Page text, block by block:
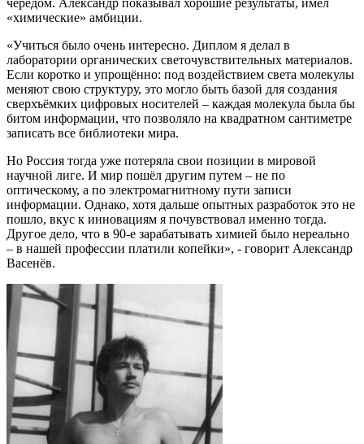
чередом. Александр показывал хорошие результаты, имел
«химические» амбиции.
«Учиться было очень интересно. Диплом я делал в
лаборатории органических светочувствительных материалов.
Если коротко и упрощённо: под воздействием света молекулы
меняют свою структуру, это могло быть базой для создания
сверхъёмких цифровых носителей – каждая молекула была бы
битом информации, что позволяло на квадратном сантиметре
записать все библиотеки мира.
Но Россия тогда уже потеряла свои позиции в мировой
научной лиге. И мир пошёл другим путем – не по
оптическому, а по электромагнитному пути записи
информации. Однако, хотя дальше опытных разработок это не
пошло, вкус к инновациям я почувствовал именно тогда.
Другое дело, что в 90-е зарабатывать химией было нереально
– в нашей профессии платили копейки», - говорит Александр
Васенёв.